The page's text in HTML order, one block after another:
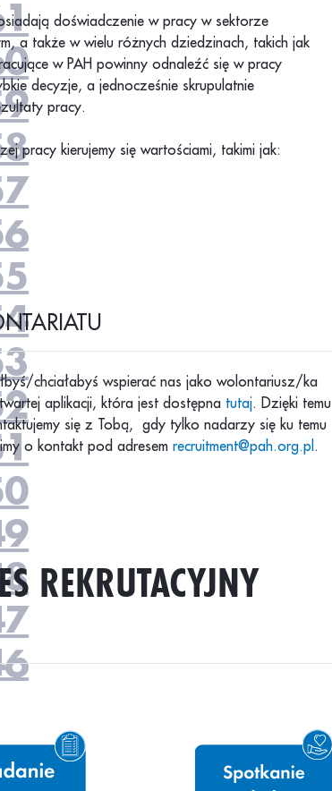
doświadczenie w pracy w sektorze
a także w wielu różnych dziedzinach, takich jak
w PAH powinny odnaleźć się w pracy
decyzje, a jednocześnie skrupulatnie
pracy.
pracy kierujemy się wartościami, takimi jak:
chciałabyś wspierać nas jako wolontariusz/ka
aplikacji, która jest dostępna tutaj. Dzięki temu
się z Tobą, gdy tylko nadarzy się ku temu
o kontakt pod adresem recruitment@pah.org.pl .
REKRUTACYJNY